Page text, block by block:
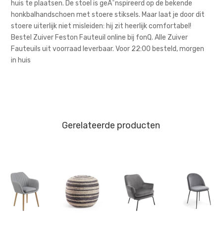
huis te plaatsen. De stoel is geÃ¯nspireerd op de bekende
honkbalhandschoen met stoere stiksels. Maar laat je door dit
stoere uiterlijk niet misleiden: hij zit heerlijk comfortabel!
Bestel Zuiver Feston Fauteuil online bij fonQ. Alle Zuiver
Fauteuils uit voorraad leverbaar. Voor 22:00 besteld, morgen
in huis
Gerelateerde producten